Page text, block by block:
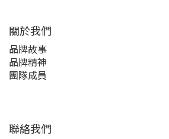
關於我們
品牌故事
品牌精神
團隊成員
聯絡我們